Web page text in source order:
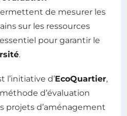
de mesurer les
sur les ressources
pour garantir le
.
l’initiative d’EcoQuartier,
d’évaluation
projets d’aménagement